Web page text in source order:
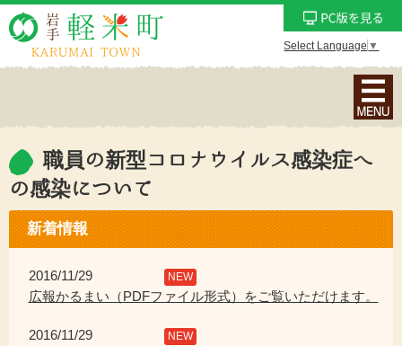
Select Language ▼
ナ
ビ
ー
ン
メ
職員の新型コロナウイルス感染症へ
の感染について
新着情報
2016/11/29 NEW
広報かるまい（PDFファイル形式）をご覧いただけます。
2016/11/29 NEW